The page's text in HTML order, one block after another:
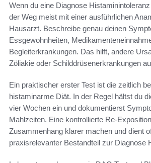
Wenn du eine Diagnose
der Weg meist mit einer ausführlichen
Hausarzt. Beschreibe genau deinen
Essgewohnheiten,
Begleiterkrankungen. Das hilft, andere
Zöliakie oder Schilddrüsenerkrankungen
Ein praktischer erster Test ist die zeitlich
histaminarme Diät. In der Regel hältst du
vier Wochen ein und dokumentierst
Mahlzeiten. Eine kontrollierte Re-
Zusammenhang klarer machen und dient
praxisrelevanter Bestandteil zur Diagnose